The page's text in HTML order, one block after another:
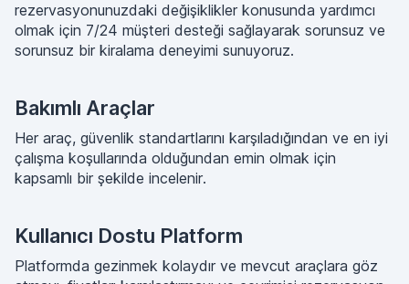
rezervasyonunuzdaki değişiklikler konusunda yardımcı
olmak için 7/24 müşteri desteği sağlayarak sorunsuz ve
sorunsuz bir kiralama deneyimi sunuyoruz.
Bakımlı Araçlar
Her araç, güvenlik standartlarını karşıladığından ve en iyi
çalışma koşullarında olduğundan emin olmak için
kapsamlı bir şekilde incelenir.
Kullanıcı Dostu Platform
Platformda gezinmek kolaydır ve mevcut araçlara göz